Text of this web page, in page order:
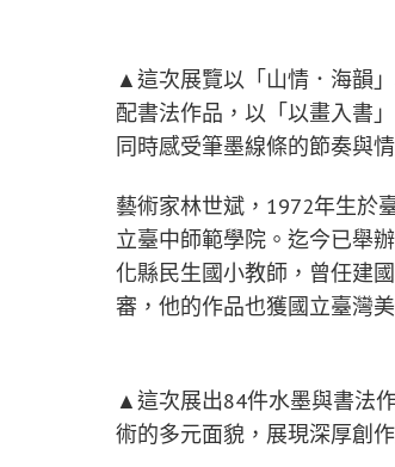
▲這次展覽以「山情．海韻
配書法作品，以「以畫入書
同時感受筆墨線條的節奏與
藝術家林世斌，1972年生於
立臺中師範學院。迄今已舉
化縣民生國小教師，曾任建
審，他的作品也獲國立臺灣
▲這次展出84件水墨與書法
術的多元面貌，展現深厚創